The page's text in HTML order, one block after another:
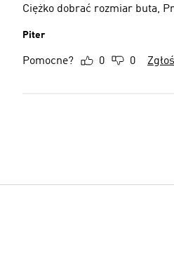
Ciężko dobrać rozmiar buta,
Piter
Pomocne? 0 0